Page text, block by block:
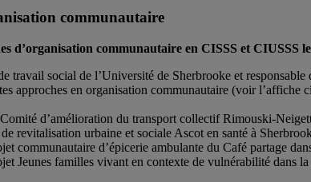
communautaire
d’organisation communautaire en CISSS et CIUSSS
travail social de l’Université de Sherbrooke et
approches en organisation communautaire (voir l’affiche
d’amélioration du transport collectif Rimouski-
revitalisation urbaine et sociale Ascot en santé à
communautaire d’épicerie ambulante du Café partage
Jeunes familles vivant en contexte de vulnérabilité dans la